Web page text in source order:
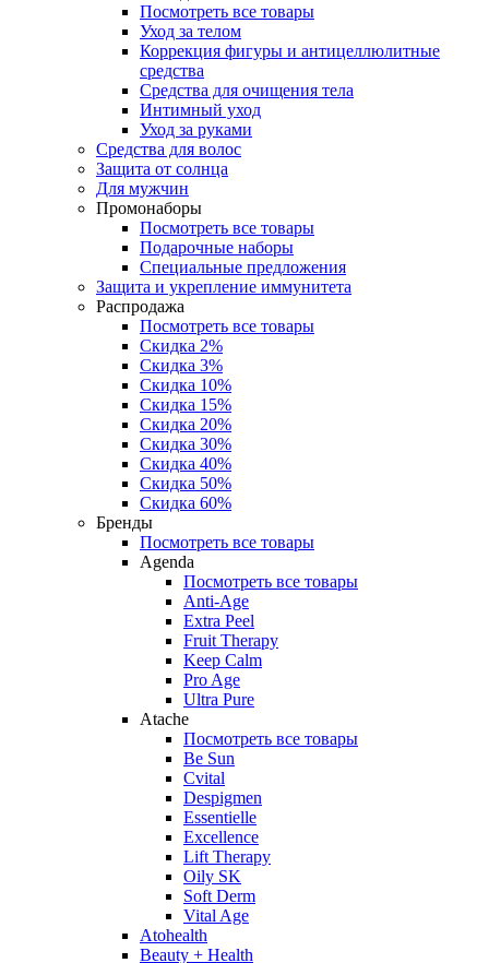
Посмотреть все товары
Уход за телом
Коррекция фигуры и антицеллюлитные
средства
Средства для очищения тела
Интимный уход
Уход за руками
Средства для волос
Защита от солнца
Для мужчин
Промонаборы
Посмотреть все товары
Подарочные наборы
Специальные предложения
Защита и укрепление иммунитета
Распродажа
Посмотреть все товары
Скидка 2%
Скидка 3%
Скидка 10%
Скидка 15%
Скидка 20%
Скидка 30%
Скидка 40%
Скидка 50%
Скидка 60%
Бренды
Посмотреть все товары
Agenda
Посмотреть все товары
Anti‑Age
Extra Peel
Fruit Therapy
Keep Calm
Pro Age
Ultra Pure
Atache
Посмотреть все товары
Be Sun
Cvital
Despigmen
Essentielle
Excellence
Lift Therapy
Oily SK
Soft Derm
Vital Age
Atohealth
Beauty + Health